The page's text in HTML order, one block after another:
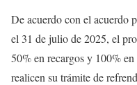
De acuerdo con el acuerdo
el 31 de julio de 2025, el
50% en recargos y 100%
realicen su trámite de